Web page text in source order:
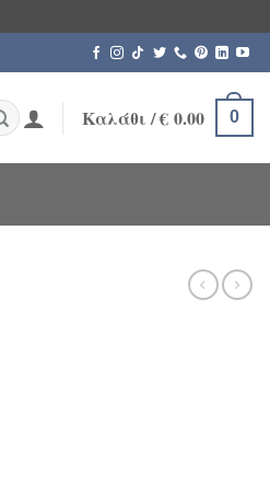
Καλάθι /€0.00 0